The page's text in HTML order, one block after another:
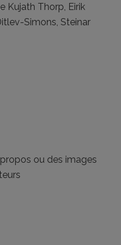
Kujath Thorp, Eirik
Simons, Steinar
ou des images